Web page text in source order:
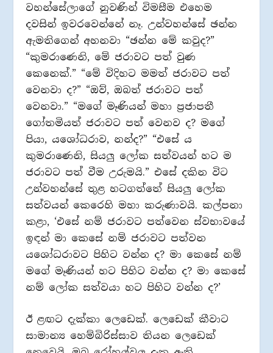
වහන්සේලාගේ නුවණින් විමසීම එහෙම
දවසින් ඉවරවෙන්නේ නෑ. උන්වහන්සේ ඡන්න
ඇමතිගෙන් අහනවා “ඡන්න මේ කවුද?”
“කුමරාණෙනි, මේ ජරාවට පත් වුණ
කෙනෙක්.” “මේ විදිහට මමත් ජරාවට පත්
වෙනවා ද?” “ඔව්, ඔබත් ජරාවට පත්
වෙනවා.” “මගේ මෑණියන් මහා ප්‍රජාපතී
ගෝතමියත් ජරාවට පත් වෙනව ද? මගේ
පියා, යශෝධරාව, නන්ද?” “එසේ ය
කුමරාණෙනි, සියලු ලෝක සත්වයන් හට ම
ජරාවට පත් වීම උරුමයි.” එසේ දකින විට
උන්වහන්සේ තුළ හටගත්තේ සියලු ලෝක
සත්වයන් කෙරෙහි මහා කරුණාවයි. කල්පනා
කළා, ‘එසේ නම් ජරාවට පත්වෙන ස්වභාවයේ
ඉඳන් මා කෙසේ නම් ජරාවට පත්වන
යශෝධරාවට පිහිට වන්න ද? මා කෙසේ නම්
මගේ මෑණියන් හට පිහිට වන්න ද? මා කෙසේ
නම් ලෝක සත්වයා හට පිහිට වන්න ද?’
ඊ ළඟට දැක්කා ලෙඩෙක්. ලෙඩෙක් කීවාට
සාමාන්‍ය හෙම්බිරිස්සාව තියන ලෙඩෙක්